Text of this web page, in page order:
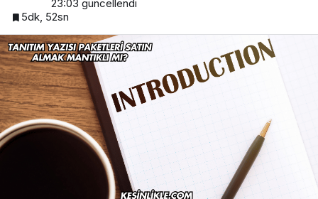
23:03 güncellendi
5dk, 52sn